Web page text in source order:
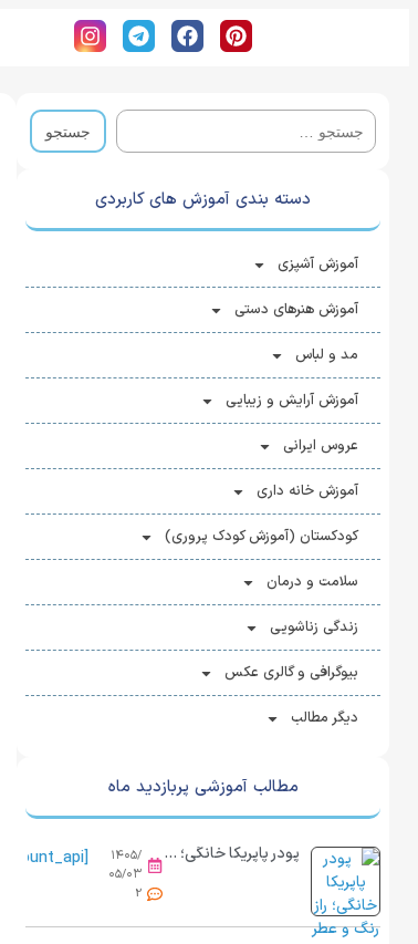
دسته بندی آموزش های کاربردی
آموزش آشپزی
آموزش هنرهای دستی
مد و لباس
آموزش آرایش و زیبایی
عروس ایرانی
آموزش خانه ‌داری
کودکستان (آموزش کودک پروری)
سلامت و درمان
زندگی زناشویی
بیوگرافی و گالری عکس
دیگر مطالب
مطالب آموزشی پربازدید ماه
پودر پاپریکا خانگی؛ راز رنگ و عطر بی نظیر در آشپزخانه
۱۴۰۵/
۰۵/۰۳
2
[view_count_api]